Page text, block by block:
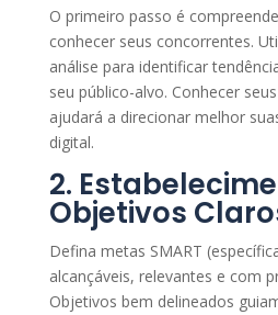
O primeiro passo é
conhecer seus concorrentes.
análise para identificar
seu público-alvo. Conhecer
ajudará a direcionar melhor
digital.
2.
Objetivos
Defina metas SMART
alcançáveis, relevantes e com
Objetivos bem delineados